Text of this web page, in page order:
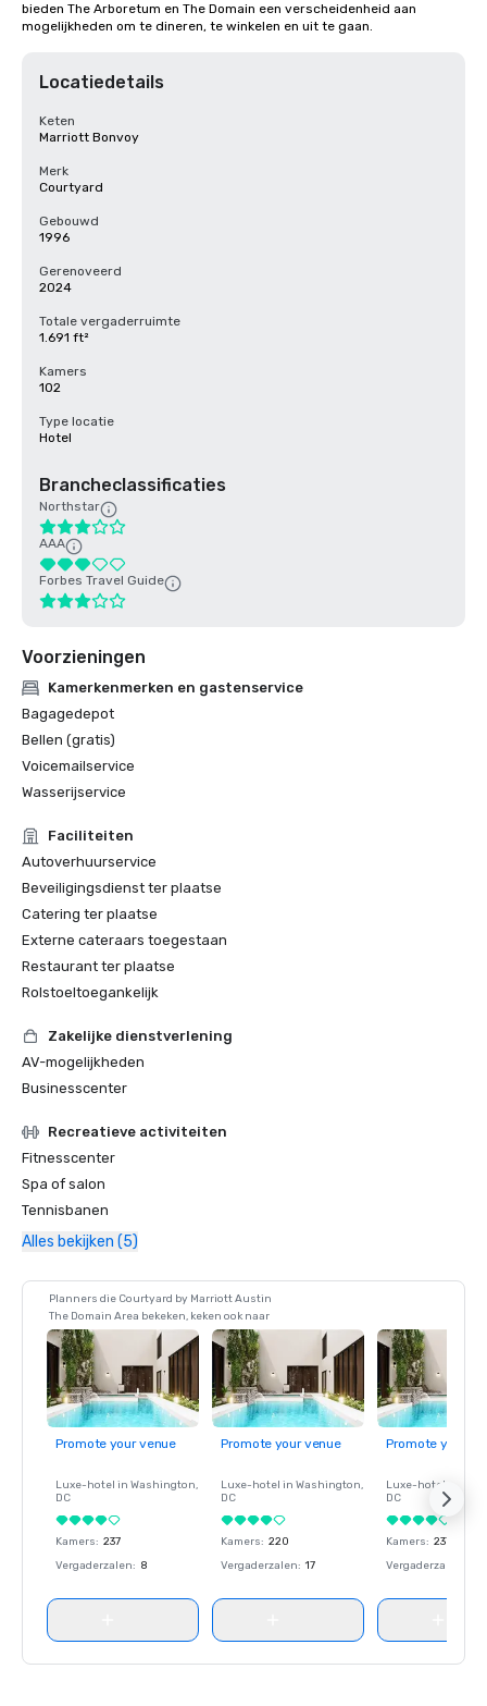
bieden The Arboretum en The Domain een verscheidenheid aan
mogelijkheden om te dineren, te winkelen en uit te gaan.
Locatiedetails
Keten
Marriott Bonvoy
Merk
Courtyard
Gebouwd
1996
Gerenoveerd
2024
Totale vergaderruimte
1.691 ft²
Kamers
102
Type locatie
Hotel
Brancheclassificaties
Northstar
AAA
Forbes Travel Guide
Voorzieningen
Kamerkenmerken en gastenservice
Bagagedepot
Bellen (gratis)
Voicemailservice
Wasserijservice
Faciliteiten
Autoverhuurservice
Beveiligingsdienst ter plaatse
Catering ter plaatse
Externe cateraars toegestaan
Restaurant ter plaatse
Rolstoeltoegankelijk
Zakelijke dienstverlening
AV-mogelijkheden
Businesscenter
Recreatieve activiteiten
Fitnesscenter
Spa of salon
Tennisbanen
Alles bekijken (5)
Planners die Courtyard by Marriott Austin
The Domain Area bekeken, keken ook naar
Promote your venue
Luxe-hotel in Washington,
DC
Kamers: 237
Vergaderzalen: 8
Promote your venue
Luxe-hotel in Washington,
DC
Kamers: 220
Vergaderzalen: 17
Promote your
Luxe-hotel in
DC
Kamers: 237
Vergaderzalen